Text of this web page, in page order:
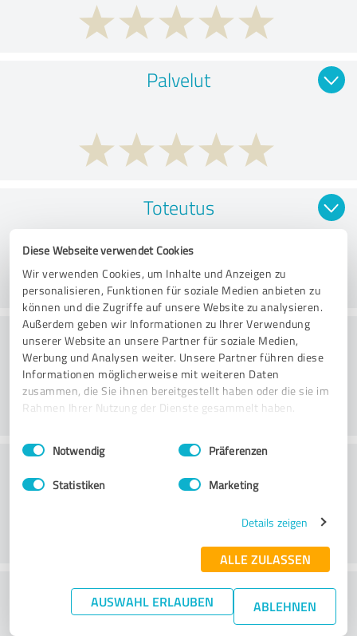
Diese Webseite verwendet Cookies
Wir verwenden Cookies, um Inhalte und Anzeigen zu
personalisieren, Funktionen für soziale Medien anbieten zu
können und die Zugriffe auf unsere Website zu analysieren.
Außerdem geben wir Informationen zu Ihrer Verwendung
unserer Website an unsere Partner für soziale Medien,
Werbung und Analysen weiter. Unsere Partner führen diese
Informationen möglicherweise mit weiteren Daten
zusammen, die Sie ihnen bereitgestellt haben oder die sie im
Rahmen Ihrer Nutzung der Dienste gesammelt haben.
Impressum Datenschutzbestimmungen
Einwilligungsauswahl
Notwendig Präferenzen
Statistiken Marketing
Details zeigen
ALLE ZULASSEN
AUSWAHL ERLAUBEN ABLEHNEN
Palvelut
Toteutus
Konsultointi
Asiakaspalvelu
What do you think of the price to
performance ratio?